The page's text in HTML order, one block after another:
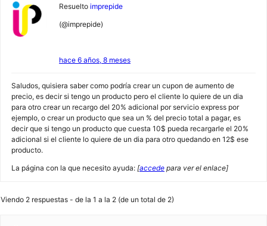
Resuelto imprepide
(@imprepide)
hace 6 años, 8 meses
Saludos, quisiera saber como podría crear un cupon de aumento de
precio, es decir si tengo un producto pero el cliente lo quiere de un dia
para otro crear un recargo del 20% adicional por servicio express por
ejemplo, o crear un producto que sea un % del precio total a pagar, es
decir que si tengo un producto que cuesta 10$ pueda recargarle el 20%
adicional si el cliente lo quiere de un dia para otro quedando en 12$ ese
producto.
La página con la que necesito ayuda: [accede para ver el enlace]
Viendo 2 respuestas - de la 1 a la 2 (de un total de 2)